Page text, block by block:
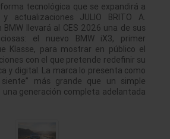
tecnológica que se expandirá a
actualizaciones JULIO BRITO A.
BMW llevará al CES 2026 una de sus
el nuevo BMW iX3, primer
Klasse, para mostrar en público el
con el que pretende redefinir su
y digital. La marca lo presenta como
más grande que un simple
una generación completa adelantada